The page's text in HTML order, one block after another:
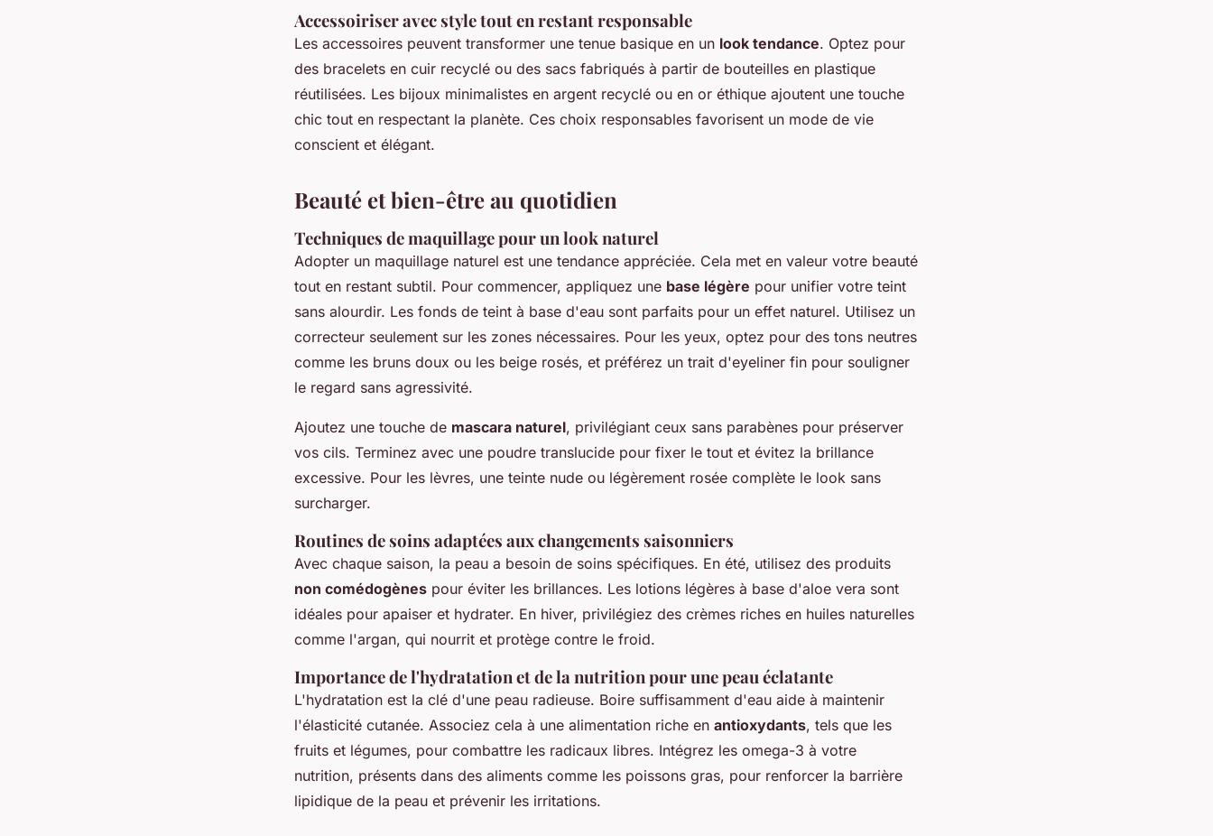
Accessoiriser avec style tout en restant responsable
Les accessoires peuvent transformer une tenue basique en un look tendance. Optez pour
des bracelets en cuir recyclé ou des sacs fabriqués à partir de bouteilles en plastique
réutilisées. Les bijoux minimalistes en argent recyclé ou en or éthique ajoutent une touche
chic tout en respectant la planète. Ces choix responsables favorisent un mode de vie
conscient et élégant.
Beauté et bien-être au quotidien
Techniques de maquillage pour un look naturel
Adopter un maquillage naturel est une tendance appréciée. Cela met en valeur votre beauté
tout en restant subtil. Pour commencer, appliquez une base légère pour unifier votre teint
sans alourdir. Les fonds de teint à base d'eau sont parfaits pour un effet naturel. Utilisez un
correcteur seulement sur les zones nécessaires. Pour les yeux, optez pour des tons neutres
comme les bruns doux ou les beige rosés, et préférez un trait d'eyeliner fin pour souligner
le regard sans agressivité.
Ajoutez une touche de mascara naturel, privilégiant ceux sans parabènes pour préserver
vos cils. Terminez avec une poudre translucide pour fixer le tout et évitez la brillance
excessive. Pour les lèvres, une teinte nude ou légèrement rosée complète le look sans
surcharger.
Routines de soins adaptées aux changements saisonniers
Avec chaque saison, la peau a besoin de soins spécifiques. En été, utilisez des produits
non comédogènes pour éviter les brillances. Les lotions légères à base d'aloe vera sont
idéales pour apaiser et hydrater. En hiver, privilégiez des crèmes riches en huiles naturelles
comme l'argan, qui nourrit et protège contre le froid.
Importance de l'hydratation et de la nutrition pour une peau éclatante
L'hydratation est la clé d'une peau radieuse. Boire suffisamment d'eau aide à maintenir
l'élasticité cutanée. Associez cela à une alimentation riche en antioxydants, tels que les
fruits et légumes, pour combattre les radicaux libres. Intégrez les omega-3 à votre
nutrition, présents dans des aliments comme les poissons gras, pour renforcer la barrière
lipidique de la peau et prévenir les irritations.